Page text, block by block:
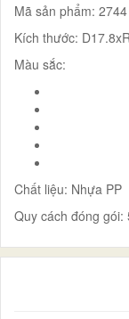
Mã sản phẩm: 2744
Kích thước:
Màu sắc:
Chất liệu: Nhựa PP
Quy cách đóng gói: